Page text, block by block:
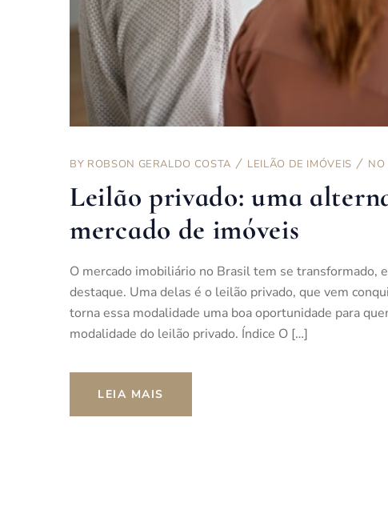
BY ROBSON GERALDO COSTA LEILÃO DE IMÓVEIS NO
Leilão privado: uma
mercado de imóveis
O mercado imobiliário no Brasil tem se transformado,
destaque. Uma delas é o leilão privado, que vem
torna essa modalidade uma boa oportunidade para
modalidade do leilão privado. Índice O […]
LEIA MAIS